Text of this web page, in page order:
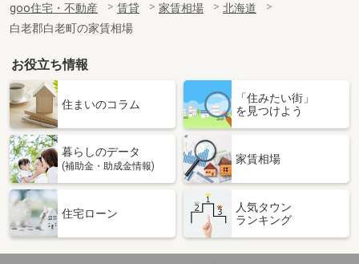
goo住宅・不動産 賃貸 家賃相場
北海道
白老郡白老町の家賃相場
お役立ち情報
住まいのコラム
「住みたい街」
を見つけよう
暮らしのデータ
(補助金・助成金情報)
家賃相場
住宅ローン
人気タウン
ランキング